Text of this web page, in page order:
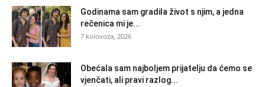
Godinama sam gradila život s njim, a jedna
rečenica mi je...
7 kolovoza, 2026
Obećala sam najboljem prijatelju da ćemo se
vjenčati, ali pravi razlog...